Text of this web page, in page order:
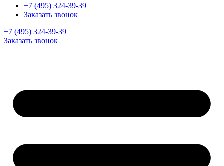
+7 (495) 324-39-39
Заказать звонок
+7 (495) 324-39-39
Заказать звонок